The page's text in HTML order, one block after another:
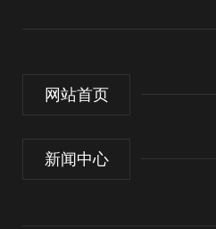
网站首页
新闻中心